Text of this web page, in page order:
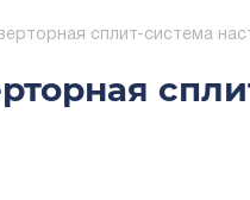
сплит-система